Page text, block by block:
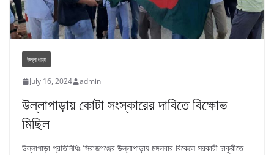
উল্লাপাড়া
July 16, 2024 admin
উল্লাপাড়ায় কোটা সংস্কারের দাবিতে বিক্ষোভ
মিছিল
উল্লাপাড়া প্রতিনিধিঃ সিরাজগঞ্জের উল্লাপাড়ায় মঙ্গলবার বিকেলে সরকারী চাকুরীতে